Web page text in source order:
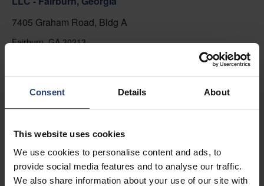
Consent Details About
This website uses cookies
We use cookies to personalise content and ads, to
provide social media features and to analyse our traffic.
We also share information about your use of our site with
7405 Graham Road, Bldg A
Fairburn, GA 30213
Contato
Illinois
1539 Hunter Rd